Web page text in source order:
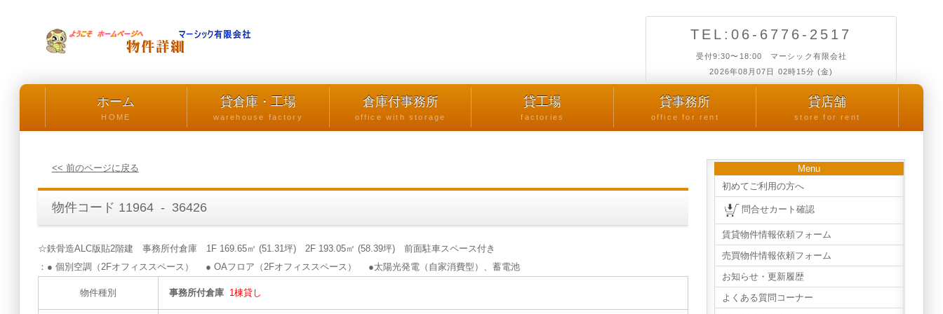
TEL:06-6776-2517
受付9:30〜18:00 マーシック有限会社
2026年08月07日 02時15分 (金)
ホーム
HOME
貸倉庫・工場
warehouse factory
倉庫付事務所
office with storage
貸工場
factories
貸事務所
office for rent
貸店舗
store for rent
<< 前のページに戻る
物件コード 11964 - 36426
☆鉄骨造ALC版貼2階建 事務所付倉庫 1F 169.65㎡ (51.31坪) 2F 193.05㎡ (58.39坪) 前面駐車スペース付き
：● 個別空調（2Fオフィススペース） ● OAフロア（2Fオフィススペース） ●太陽光発電（自家消費型）、蓄電池
物件種別 事務所付倉庫 1棟貸し
Menu
初めてご利用の方へ
問合せカート確認
賃貸物件情報依頼フォーム
売買物件情報依頼フォーム
お知らせ・更新履歴
よくある質問コーナー